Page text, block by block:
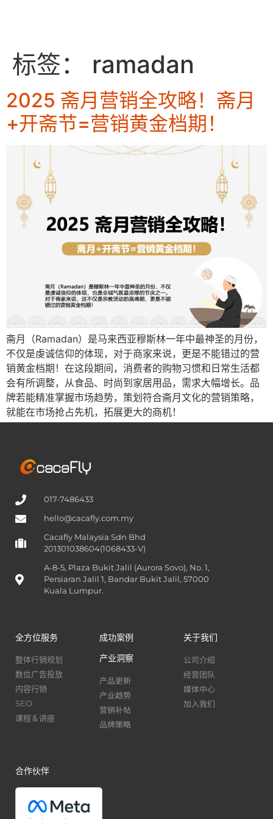
标签： ramadan
2025 斋月营销全攻略！斋月
+开斋节=营销黄金档期！
斋月（Ramadan）是马来西亚穆斯林一年中最神圣的月份，
不仅是虔诚信仰的体现，对于商家来说，更是不能错过的营
销黄金档期！在这段期间，消费者的购物习惯和日常生活都
会有所调整，从食品、时尚到家居用品，需求大幅增长。品
牌若能精准掌握市场趋势，策划符合斋月文化的营销策略，
就能在市场抢占先机，拓展更大的商机！
017-7486433
hello@cacafly.com.my
Cacafly Malaysia Sdn Bhd
201301038604(1068433-V)
A-8-5, Plaza Bukit Jalil (Aurora Sovo), No. 1,
Persiaran Jalil 1, Bandar Bukit Jalil, 57000
Kuala Lumpur.
全方位服务
整体行销规划
数位广告投放
内容行销
SEO
课程＆讲座
成功案例
产业洞察
产品更新
产业趋势
营销补帖
品牌策略
关于我们
公司介绍
经营团队
媒体中心
加入我们
合作伙伴